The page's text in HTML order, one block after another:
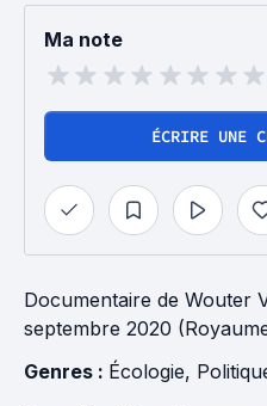
Ma note
ÉCRIRE UNE
Documentaire de Wouter
septembre 2020
Genres : Écologie,